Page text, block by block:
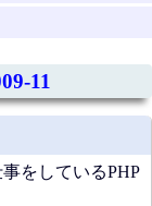
11
をしているPHP